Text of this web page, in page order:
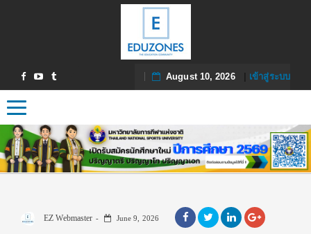
August 10, 2026| เข้าสู่ระบบ
Toggle navigation
EZ Webmaster June 9, 2026